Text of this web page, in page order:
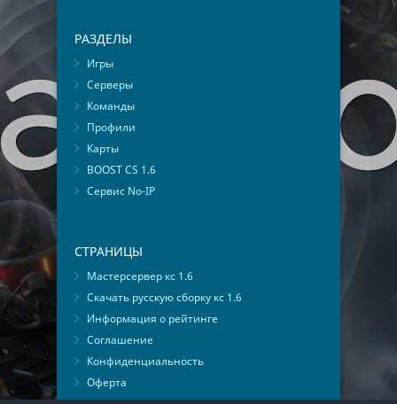
РАЗДЕЛЫ
Игры
Серверы
Команды
Профили
Карты
BOOST CS 1.6
Сервис No-IP
СТРАНИЦЫ
Мастерсервер кс 1.6
Скачать русскую сборку кс 1.6
Информация о рейтинге
Соглашение
Конфиденциальность
Оферта